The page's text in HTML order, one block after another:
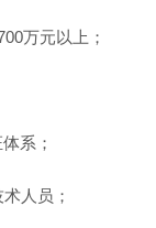
万元以上；
系；
人员；